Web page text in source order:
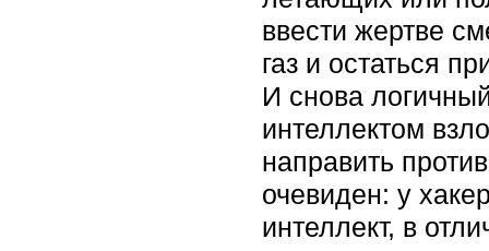
ввести жертве
газ и остаться
И снова
интеллектом
направить
очевиден: у
интеллект, в